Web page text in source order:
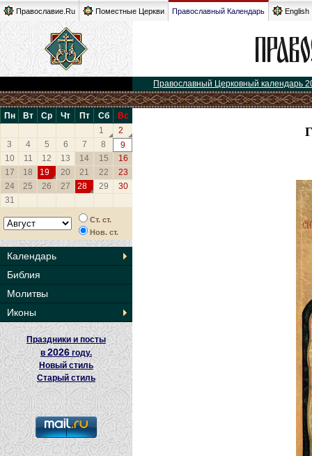
Православие.Ru Поместные Церкви Православный Календарь English
Православный Церковный календарь
Пн Вт Ср Чт Пт Сб
Вс
1
2
3
4 5 6 7 8
9
10
11 12 13 14 15
16
17
18 19 20 21 22
23
24
25 26 27 28 29
30
31
Ст. ст.
Нов. ст.
Календарь
Библия
Молитвы
Иконы
Праздники и посты
в2026 году.
Новый стиль
Старый стиль